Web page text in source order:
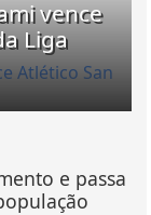
vence
Liga
e passa